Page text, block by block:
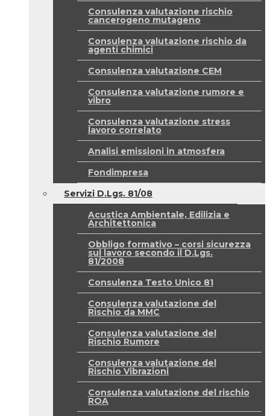
Consulenza valutazione rischio
cancerogeno mutageno
Consulenza valutazione rischio da
agenti chimici
Consulenza valutazione CEM
Consulenza valutazione rumore e
vibro
Consulenza valutazione stress
lavoro correlato
Analisi emissioni in atmosfera
Fondimpresa
Servizi D.Lgs. 81/08
Acustica Ambientale, Edilizia e
Architettonica
Obbligo formativo – corsi sicurezza
sul lavoro secondo il D.Lgs.
81/2008
Consulenza Testo Unico 81
Consulenza valutazione del
Rischio da MMC
Consulenza valutazione del
Rischio Rumore
Consulenza valutazione del
Rischio Vibrazioni
Consulenza valutazione del rischio
ROA